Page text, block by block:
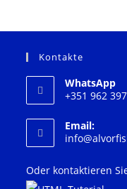
Kontakte
WhatsApp
+351 962
Email:
Oder kontaktieren